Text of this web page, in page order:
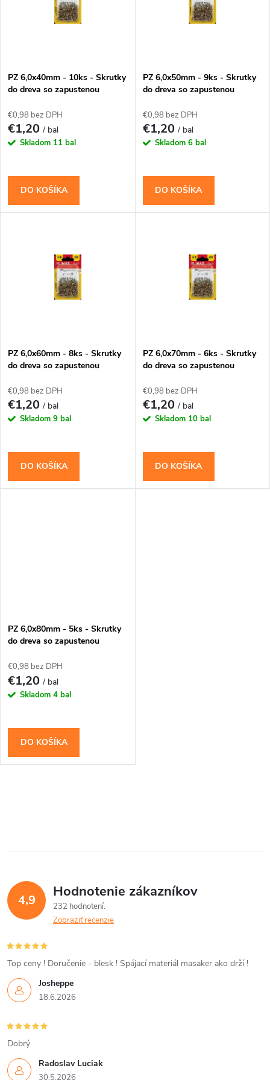
e
p
r
o
d
v
s
p
r
u
v
PZ 6,0x40mm - 10ks - Skrutky
do dreva so zapustenou
€0,98 bez DPH
€1,20/ bal
Skladom 11 bal
DO KOŠÍKA
PZ 6,0x50mm - 9ks - Skrutky
do dreva so zapustenou
€0,98 bez DPH
€1,20/ bal
Skladom 6 bal
DO KOŠÍKA
PZ 6,0x60mm - 8ks - Skrutky
do dreva so zapustenou
€0,98 bez DPH
€1,20/ bal
Skladom 9 bal
DO KOŠÍKA
PZ 6,0x70mm - 6ks - Skrutky
do dreva so zapustenou
€0,98 bez DPH
€1,20/ bal
Skladom 10 bal
DO KOŠÍKA
PZ 6,0x80mm - 5ks - Skrutky
do dreva so zapustenou
€0,98 bez DPH
€1,20/ bal
Skladom 4 bal
DO KOŠÍKA
l
d
a
c
i
e
p
r
v
4,9 Hodnotenie zákazníkov
232 hodnotení
Zobraziť recenzie
Josheppe
18.6.2026
Top ceny ! Doručenie - blesk ! Spájací materiál masaker ako drží !
Radoslav Luciak
30.5.2026
Dobrý